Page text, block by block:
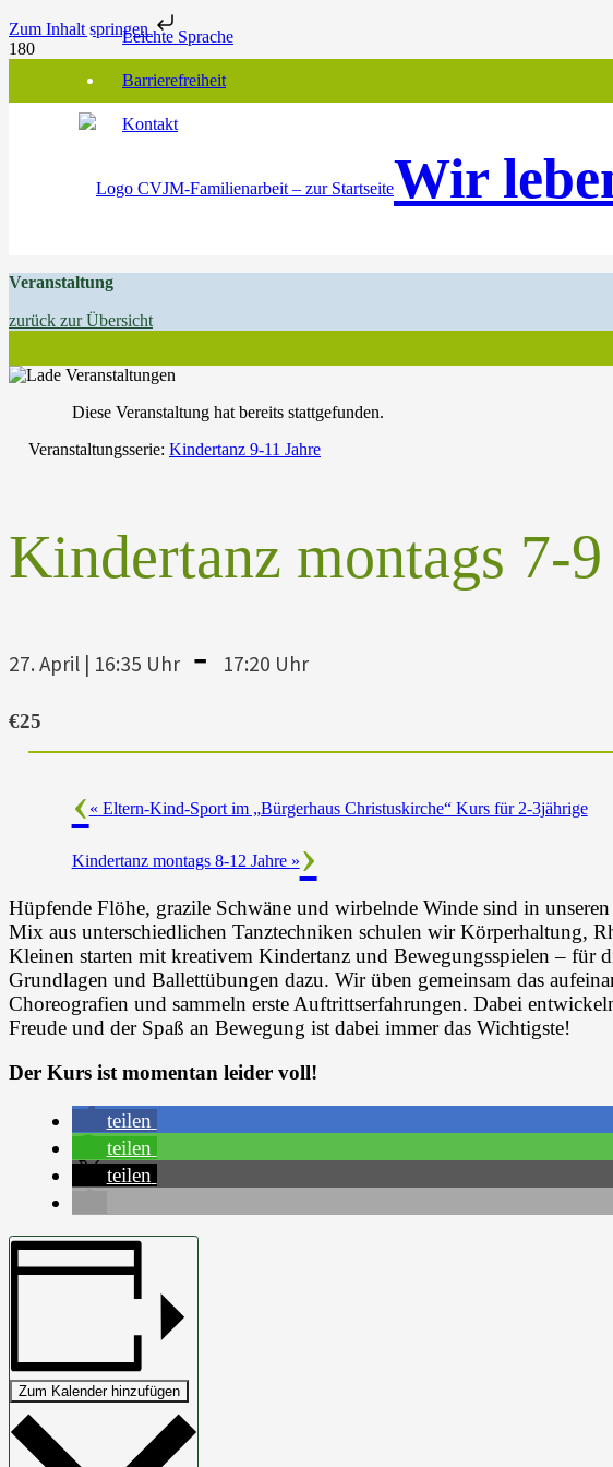
Zum Inhalt springenLeichte Sprache
Barrierefreiheit
Kontakt
Wir
Veranstaltung
zurück zur Übersicht
Diese Veranstaltung hat bereits stattgefunden.
Veranstaltungsserie: Kindertanz 9-11 Jahre
Kindertanz montags 7-9
27. April | 16:35 Uhr - 17:20 Uhr
€25
« Eltern-Kind-Sport im „Bürgerhaus Christuskirche“ Kurs für 2-3jährige
Kindertanz montags 8-12 Jahre »
Hüpfende Flöhe, grazile Schwäne und wirbelnde Winde sind in
Mix aus unterschiedlichen Tanztechniken schulen wir Körperhaltung,
Kleinen starten mit kreativem Kindertanz und Bewegungsspielen – für
Grundlagen und Ballettübungen dazu. Wir üben gemeinsam das
Choreografien und sammeln erste Auftrittserfahrungen. Dabei
Freude und der Spaß an Bewegung ist dabei immer das Wichtigste!
Der Kurs ist momentan leider voll!
teilen
teilen
teilen
Zum Kalender hinzufügen